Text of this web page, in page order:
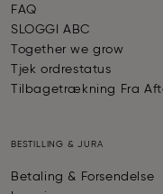
FAQ
SLOGGI ABC
Together we grow
Tjek ordrestatus
Tilbagetrækning Fra
BESTILLING & JURA
Betaling & Forsendelse